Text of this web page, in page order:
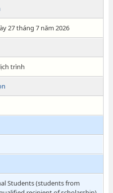
27 tháng 7 năm 2026
trình
Students (students from